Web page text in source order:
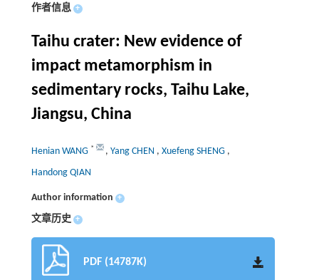
作者信息 +
Taihu crater: New evidence of
impact metamorphism in
sedimentary rocks, Taihu Lake,
Jiangsu, China
Henian WANG * , Yang CHEN , Xuefeng SHENG ,
Handong QIAN
Author information +
文章历史 +
PDF (14787K)